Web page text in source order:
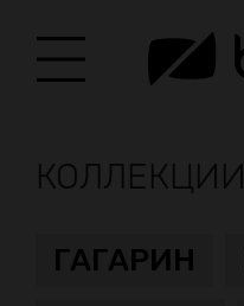
КОЛЛЕКЦИИ
ГАГАРИН